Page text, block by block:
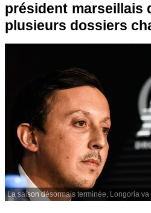
président marseillais
plusieurs dossiers
La saison désormais terminée, Longoria va